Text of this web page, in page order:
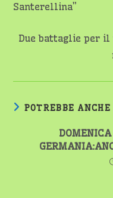
Santerellina”
Due battaglie per il
POTREBBE